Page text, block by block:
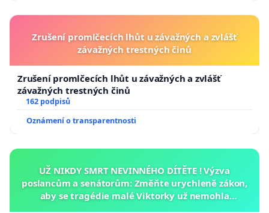
Zrušení promlčecích lhůt u závažných a zvlášť
závažných trestných činů
Zrušení promlčecích lhůt u závažných a zvlášť
závažných trestných činů
162 podpisů
Oznámení o transparentnosti
UŽ NIKDY SMRT NEVINNÉHO DÍTĚTE ! Výzva
poslancům a senátorům: Změňte urychleně zákon,
aby se tragédie malé Viktorky už nemohla